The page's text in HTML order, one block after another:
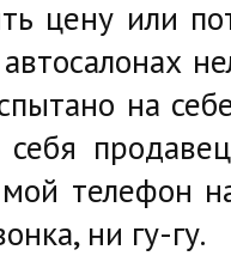
цену или
на
мой телефон
ни гу-гу.